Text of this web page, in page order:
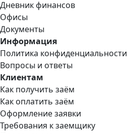
Дневник финансов
Офисы
Документы
Информация
Политика конфиденциальности
Вопросы и ответы
Клиентам
Как получить заём
Как оплатить заём
Оформление заявки
Требования к заемщику